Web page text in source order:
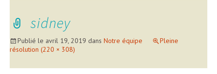
sidney
Publié le avril 19, 2019 dans Notre équipe
Pleine
résolution (220 × 308)